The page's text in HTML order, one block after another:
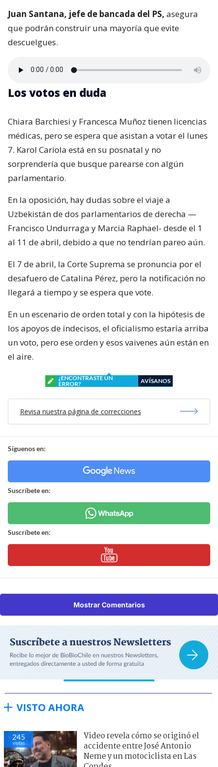
Juan Santana, jefe de bancada del PS, asegura
que podrán construir una mayoría que evite
descuelgues.
Los votos en duda
Chiara Barchiesi y Francesca Muñoz tienen licencias
médicas, pero se espera que asistan a votar el lunes
7. Karol Cariola está en su posnatal y no
sorprendería que busque parearse con algún
parlamentario.
En la oposición, hay dudas sobre el viaje a
Uzbekistán de dos parlamentarios de derecha —
Francisco Undurraga y Marcia Raphael- desde el 1
al 11 de abril, debido a que no tendrían pareo aún.
El 7 de abril, la Corte Suprema se pronuncia por el
desafuero de Catalina Pérez, pero la notificación no
llegará a tiempo y se espera que vote.
En un escenario de orden total y con la hipótesis de
los apoyos de indecisos, el oficialismo estaría arriba
un voto, pero ese orden y esos vaivenes aún están en
el aire.
¿ENCONTRASTE UN
ERROR?
AVÍSANOS
Revisa nuestra página de correcciones
Síguenos en:
Suscríbete en:
Suscríbete en:
Mostrar Comentarios
VISTO AHORA
245
visitas
Video revela cómo se originó el
accidente entre José Antonio
Neme y un motociclista en Las